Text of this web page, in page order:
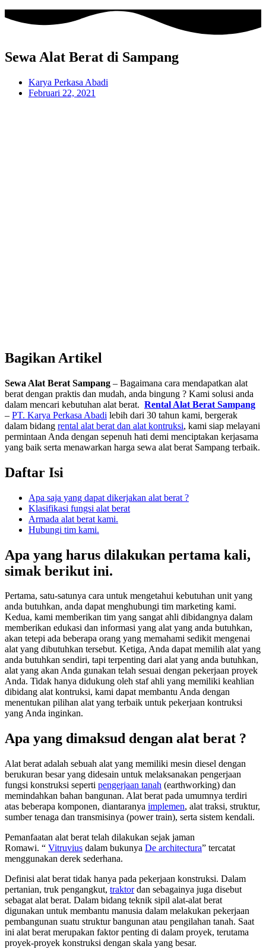
Sewa Alat Berat di Sampang
Karya Perkasa Abadi
Februari 22, 2021
Bagikan Artikel
Sewa Alat Berat Sampang – Bagaimana cara mendapatkan alat
berat dengan praktis dan mudah, anda bingung ? Kami solusi anda
dalam mencari kebutuhan alat berat. Rental Alat Berat Sampang
– PT. Karya Perkasa Abadi lebih dari 30 tahun kami, bergerak
dalam bidang rental alat berat dan alat kontruksi, kami siap melayani
permintaan Anda dengan sepenuh hati demi menciptakan kerjasama
yang baik serta menawarkan harga sewa alat berat Sampang terbaik.
Daftar Isi
Apa saja yang dapat dikerjakan alat berat ?
Klasifikasi fungsi alat berat
Armada alat berat kami.
Hubungi tim kami.
Apa yang harus dilakukan pertama kali,
simak berikut ini.
Pertama, satu-satunya cara untuk mengetahui kebutuhan unit yang
anda butuhkan, anda dapat menghubungi tim marketing kami.
Kedua, kami memberikan tim yang sangat ahli dibidangnya dalam
memberikan edukasi dan informasi yang alat yang anda butuhkan,
akan tetepi ada beberapa orang yang memahami sedikit mengenai
alat yang dibutuhkan tersebut. Ketiga, Anda dapat memilih alat yang
anda butuhkan sendiri, tapi terpenting dari alat yang anda butuhkan,
alat yang akan Anda gunakan telah sesuai dengan pekerjaan proyek
Anda. Tidak hanya didukung oleh staf ahli yang memiliki keahlian
dibidang alat kontruksi, kami dapat membantu Anda dengan
menentukan pilihan alat yang terbaik untuk pekerjaan kontruksi
yang Anda inginkan.
Apa yang dimaksud dengan alat berat ?
Alat berat adalah sebuah alat yang memiliki mesin diesel dengan
berukuran besar yang didesain untuk melaksanakan pengerjaan
fungsi konstruksi seperti pengerjaan tanah (earthworking) dan
memindahkan bahan bangunan. Alat berat pada umumnya terdiri
atas beberapa komponen, diantaranya implemen, alat traksi, struktur,
sumber tenaga dan transmisinya (power train), serta sistem kendali.
Pemanfaatan alat berat telah dilakukan sejak jaman
Romawi. “ Vitruvius dalam bukunya De architectura” tercatat
menggunakan derek sederhana.
Definisi alat berat tidak hanya pada pekerjaan konstruksi. Dalam
pertanian, truk pengangkut, traktordan sebagainya juga disebut
sebagat alat berat. Dalam bidang teknik sipil alat-alat berat
digunakan untuk membantu manusia dalam melakukan pekerjaan
pembangunan suatu struktur bangunan atau pengilahan tanah. Saat
ini alat berat merupakan faktor penting di dalam proyek, terutama
proyek-proyek konstruksi dengan skala yang besar.